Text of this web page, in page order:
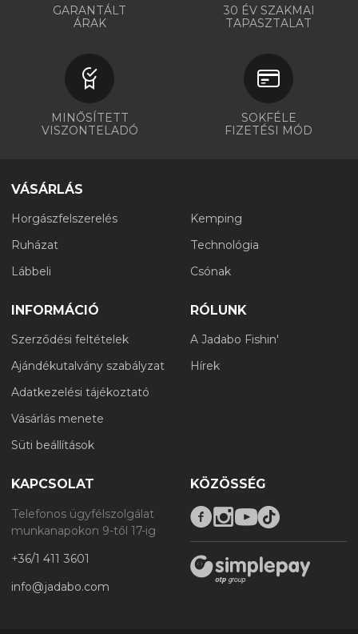
GARANTÁLT
ÁRAK
30 ÉV SZAKMAI
TAPASZTALAT
MINŐSÍTETT
VISZONTELADÓ
SOKFÉLE
FIZETÉSI MÓD
VÁSÁRLÁS
Horgászfelszerelés
Ruházat
Lábbeli
Kemping
Technológia
Csónak
INFORMÁCIÓ
Szerződési feltételek
Ajándékutalvány szabályzat
Adatkezelési tájékoztató
Vásárlás menete
Süti beállítások
RÓLUNK
A Jadabo Fishin'
Hírek
KAPCSOLAT
Telefonos ügyfélszolgálat
munkanapokon 9-től 17-ig
+36/1 411 3601
info@jadabo.com
KÖZÖSSÉG